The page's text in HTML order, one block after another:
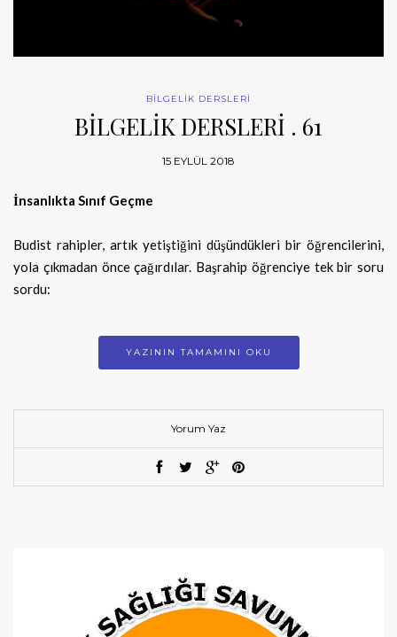
BİLGELİK DERSLERİ
BİLGELİK DERSLERİ . 61
15 EYLÜL 2018
İnsanlıkta Sınıf Geçme
Budist rahipler, artık yetiştiğini düşündükleri bir öğrencilerini,
yola çıkmadan önce çağırdılar. Başrahip öğrenciye tek bir soru
sordu:
YAZININ TAMAMINI OKU
Yorum Yaz